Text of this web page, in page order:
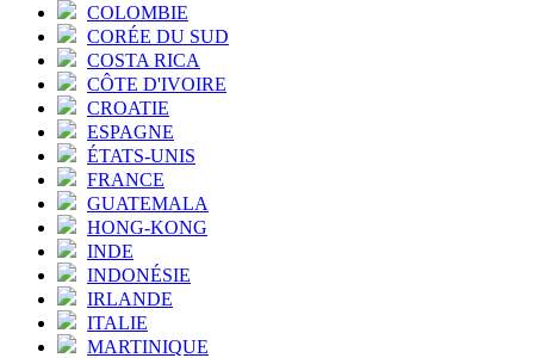
COLOMBIE
CORÉE DU SUD
COSTA RICA
CÔTE D'IVOIRE
CROATIE
ESPAGNE
ÉTATS-UNIS
FRANCE
GUATEMALA
HONG-KONG
INDE
INDONÉSIE
IRLANDE
ITALIE
MARTINIQUE